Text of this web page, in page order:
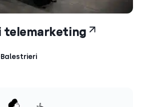
telemarketing